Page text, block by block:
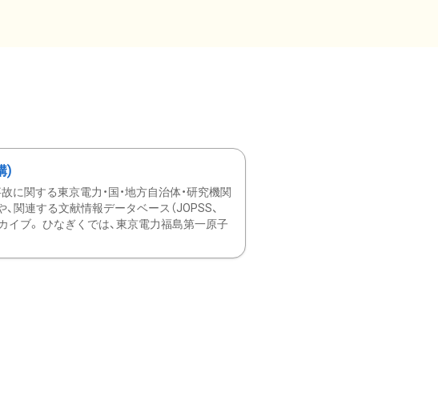
)
関する東京電力・国・地方自治体・研究機関
関連する文献情報データベース（JOPSS、
イブ。 ひなぎくでは、東京電力福島第一原子